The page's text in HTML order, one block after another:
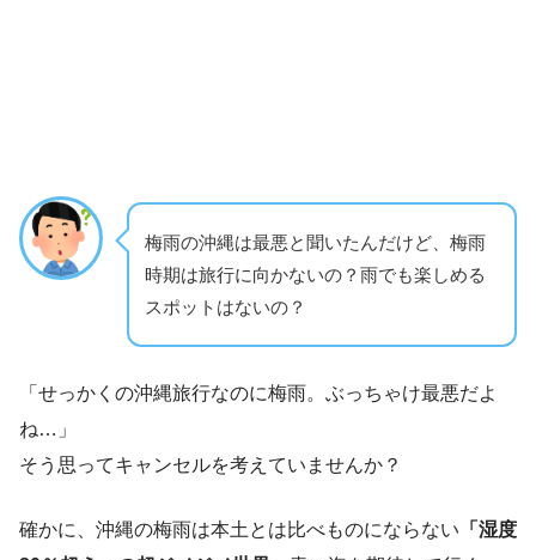
梅雨の沖縄は最悪と聞いたんだけど、梅雨
時期は旅行に向かないの？雨でも楽しめる
スポットはないの？
「せっかくの沖縄旅行なのに梅雨。ぶっちゃけ最悪だよ
ね…」
そう思ってキャンセルを考えていませんか？
確かに、沖縄の梅雨は本土とは比べものにならない 「湿度